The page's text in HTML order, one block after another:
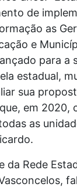
de
as
e
para a
estadual,
sua
em 2020,
as
da Rede